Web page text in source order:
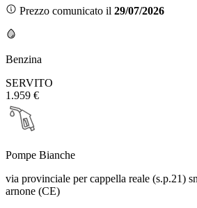
Prezzo comunicato il 29/07/2026
Benzina
SERVITO
1.959 €
Pompe Bianche
via provinciale per cappella reale (s.p.21)
arnone (CE)